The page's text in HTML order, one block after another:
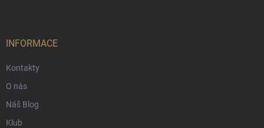
INFORMACE
Kontakty
O nás
Náš Blog
Klub